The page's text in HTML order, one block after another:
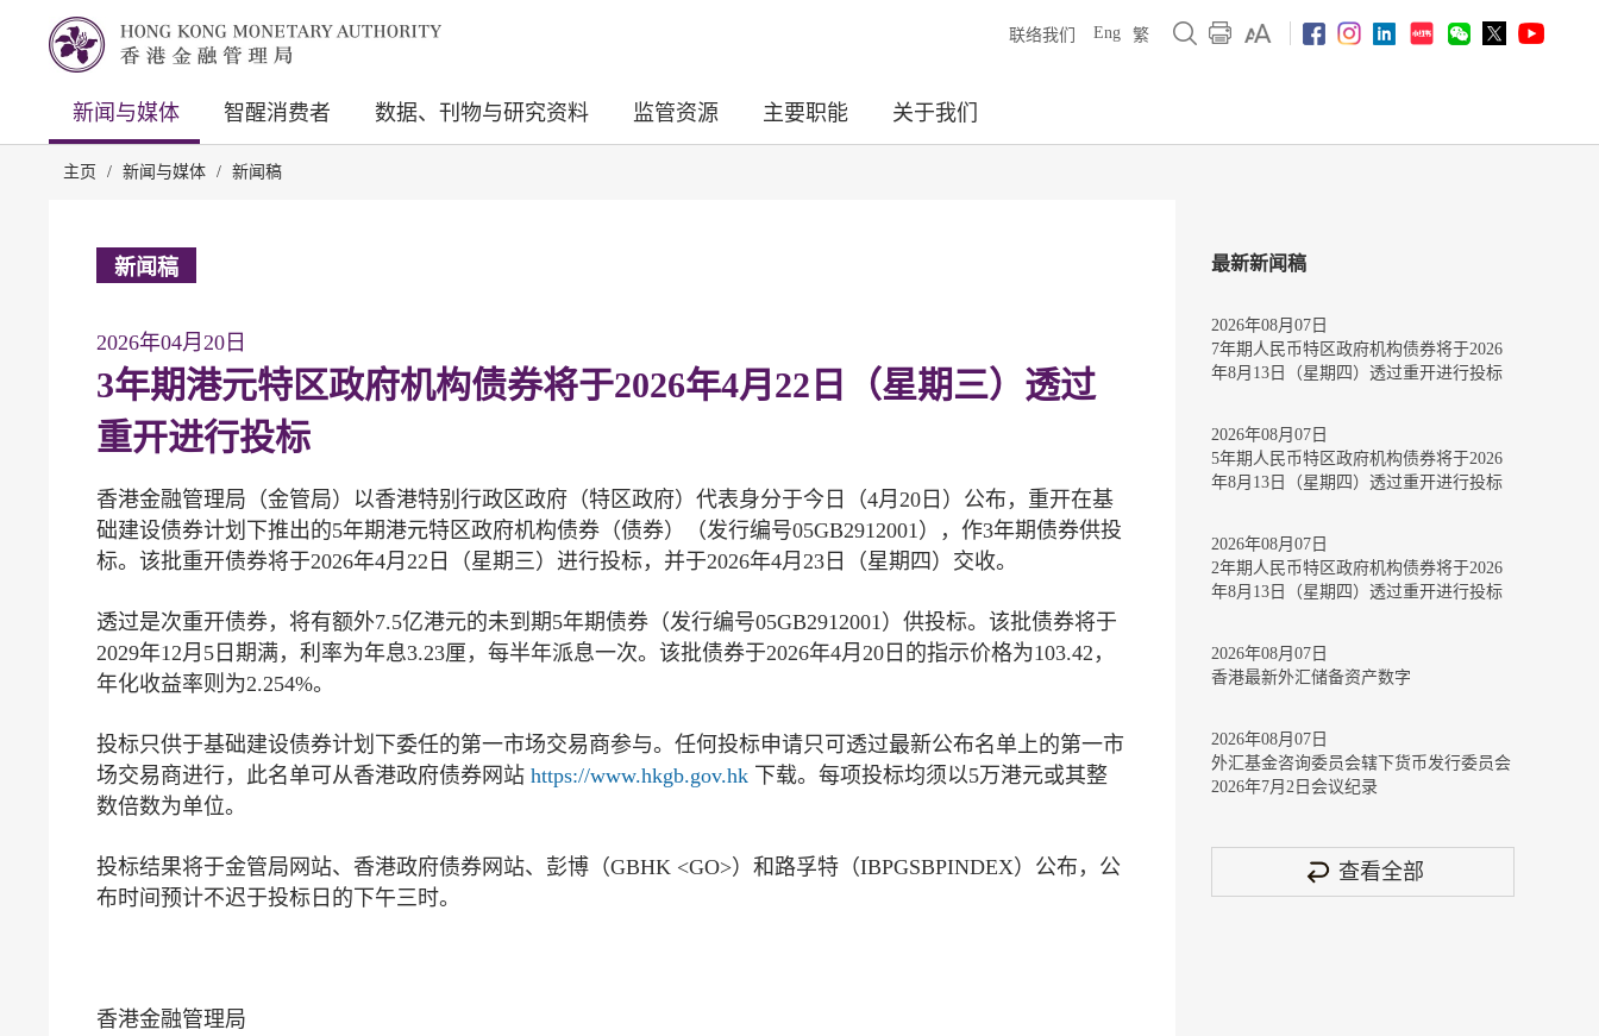
联络我们 Eng 繁
新闻与媒体 智醒消费者 数据、刊物与研究资料 监管资源 主要职能 关于我们
主页 / 新闻与媒体 / 新闻稿
新闻稿
2026年04月20日
3年期港元特区政府机构债券将于2026年4月22日（星期三）透过
重开进行投标
香港金融管理局（金管局）以香港特别行政区政府（特区政府）代表身分于今日（4月20日）公布，重开在基
础建设债券计划下推出的5年期港元特区政府机构债券（债券）（发行编号05GB2912001），作3年期债券供投
标。该批重开债券将于2026年4月22日（星期三）进行投标，并于2026年4月23日（星期四）交收。
透过是次重开债券，将有额外7.5亿港元的未到期5年期债券（发行编号05GB2912001）供投标。该批债券将于
2029年12月5日期满，利率为年息3.23厘，每半年派息一次。该批债券于2026年4月20日的指示价格为103.42，
年化收益率则为2.254%。
投标只供于基础建设债券计划下委任的第一市场交易商参与。任何投标申请只可透过最新公布名单上的第一市
场交易商进行，此名单可从香港政府债券网站 https://www.hkgb.gov.hk 下载。每项投标均须以5万港元或其整
数倍数为单位。
投标结果将于金管局网站、香港政府债券网站、彭博（GBHK <GO>）和路孚特（IBPGSBPINDEX）公布，公
布时间预计不迟于投标日的下午三时。
香港金融管理局
最新新闻稿
2026年08月07日
7年期人民币特区政府机构债券将于2026
年8月13日（星期四）透过重开进行投标
2026年08月07日
5年期人民币特区政府机构债券将于2026
年8月13日（星期四）透过重开进行投标
2026年08月07日
2年期人民币特区政府机构债券将于2026
年8月13日（星期四）透过重开进行投标
2026年08月07日
香港最新外汇储备资产数字
2026年08月07日
外汇基金咨询委员会辖下货币发行委员会
2026年7月2日会议纪录
查看全部